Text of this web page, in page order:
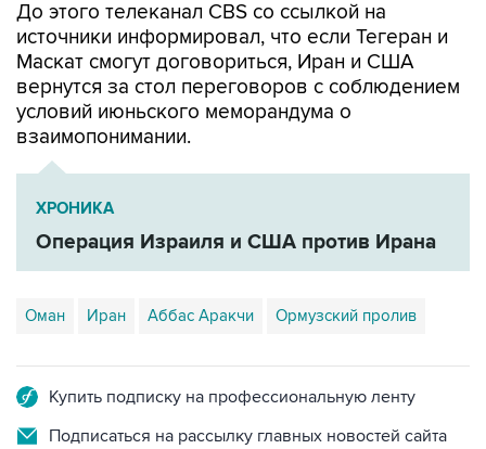
До этого телеканал CBS со ссылкой на
источники информировал, что если Тегеран и
Маскат смогут договориться, Иран и США
вернутся за стол переговоров с соблюдением
условий июньского меморандума о
взаимопонимании.
ХРОНИКА
Операция Израиля и США против Ирана
Оман Иран Аббас Аракчи Ормузский пролив
Купить подписку на профессиональную ленту
Подписаться на рассылку главных новостей сайта